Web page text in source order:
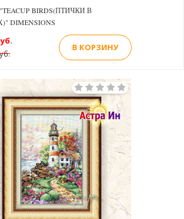
"TEACUP BIRDS(ПТИЧКИ В
DIMENSIONS
В КОРЗИНУ